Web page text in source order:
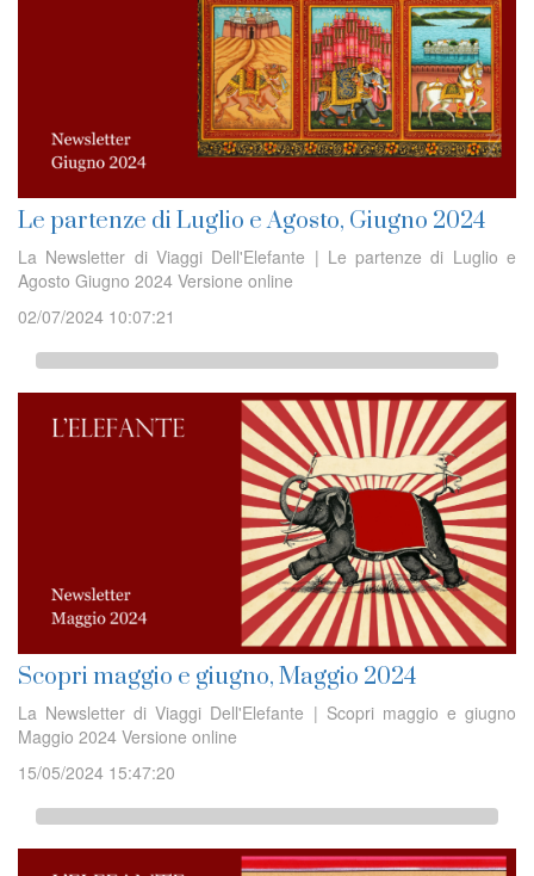
Le partenze di Luglio e Agosto, Giugno 2024
La Newsletter di Viaggi Dell'Elefante | Le partenze di Luglio e
Agosto Giugno 2024 Versione online
02/07/2024 10:07:21
Scopri maggio e giugno, Maggio 2024
La Newsletter di Viaggi Dell'Elefante | Scopri maggio e giugno
Maggio 2024 Versione online
15/05/2024 15:47:20